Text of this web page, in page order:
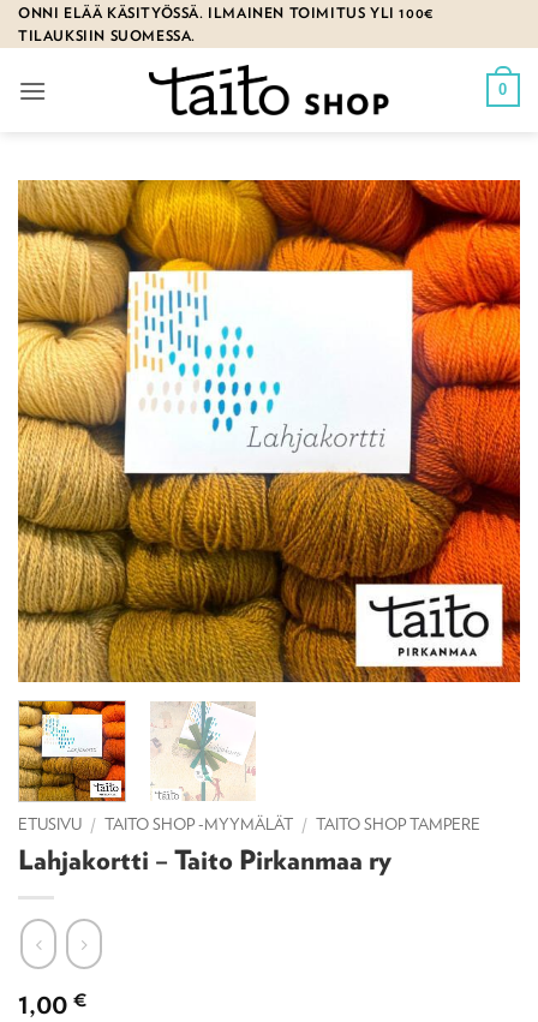
Skip
to
ONNI ELÄÄ KÄSITYÖSSÄ. ILMAINEN TOIMITUS YLI 100€
TILAUKSIIN SUOMESSA.
0
ETUSIVU / TAITO SHOP -MYYMÄLÄT / TAITO SHOP TAMPERE
Lahjakortti – Taito Pirkanmaa ry
1,00 €